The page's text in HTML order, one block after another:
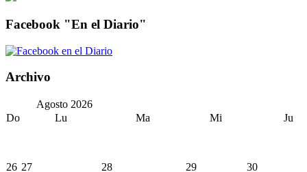
Facebook "En el Diario"
Archivo
Agosto 2026
Do
Lu Ma Mi Ju
26 27 28 29 30